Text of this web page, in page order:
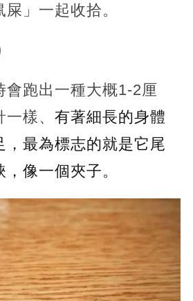
」一起收拾。
會跑出一種大概1-2厘
樣、 有著細長的身體
，最為標志的就是它尾
像一個夾子。